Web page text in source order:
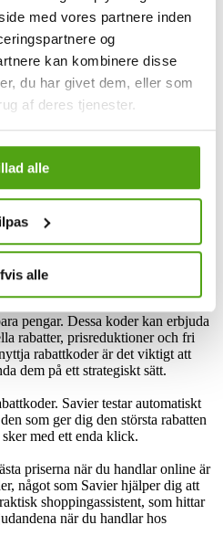
med vores partnere inden
og
kan kombinere disse
du har givet dem, eller som
af deres tjenester.
alle
alle
där du kan tjäna poäng
användas för att få ytterligare
finnas rabatt med en fast
samt en extra bonus i form
kan även fira stora
och Cyber Monday, med
sina kunder att spara pengar.
året kan ge möjligheter till olika
Till sist, för att tacka alla nya
som kan användas vid
via Savier
genom att erbjuda
pengar. Dessa koder kan erbjuda
rabatter, prisreduktioner och fri
rabattkoder är det viktigt att
dem på ett strategiskt sätt.
Savier testar automatiskt
som ger dig den största rabatten
med ett enda klick.
priserna när du handlar online är
något som Savier hjälper dig att
shoppingassistent, som hittar
när du handlar hos